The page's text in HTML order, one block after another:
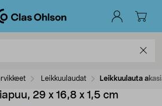
Leikkuulaudat Leikkuulauta
29 x 16,8 x 1,5 cm